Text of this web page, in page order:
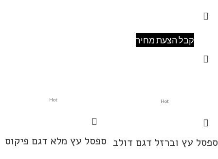
קבל הצעת מחיר
Hot
ספסל עץ וברזל דגם דולב
Hot
ספסל עץ מלא דגם פיקוס